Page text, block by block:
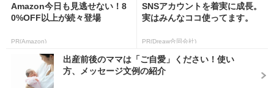
Amazon今日も見逃せない！8
0%OFF以上が続々登場
PR(Amazon)
SNSアカウントを着実に成長。
実はみんなココ使ってます。
PR(Dreaw合同会社)
出産前後のママは「ご自愛」ください！使い
方、メッセージ文例の紹介